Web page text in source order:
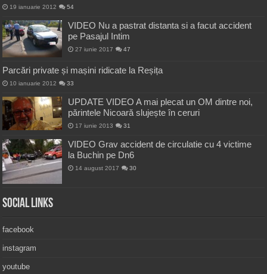
19 ianuarie 2012 54
VIDEO Nu a pastrat distanta si a facut accident
pe Pasajul Intim
27 iunie 2017 47
Parcări private și mașini ridicate la Reșița
10 ianuarie 2012 33
UPDATE VIDEO A mai plecat un OM dintre noi,
părintele Nicoară slujește în ceruri
17 iunie 2013 31
VIDEO Grav accident de circulatie cu 4 victime
la Buchin pe Dn6
14 august 2017 30
Social Links
facebook
instagram
youtube